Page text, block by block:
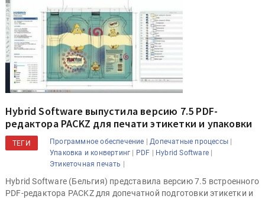
Hybrid Software выпустила версию 7.5 PDF-
редактора PACKZ для печати этикетки и упаковки
ТЕГИ Программное обеспечение | Допечатные процессы |
Упаковка и конвертинг | PDF | Hybrid Software |
Этикеточная печать |
Hybrid Software (Бельгия) представила версию 7.5 встроенного
PDF-редактора PACKZ для допечатной подготовки этикетки и